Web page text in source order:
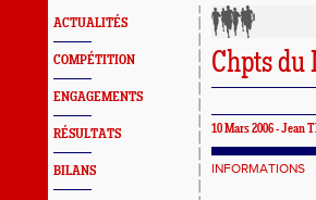
ACTUALITÉS
COMPÉTITION
ENGAGEMENTS
RÉSULTATS
BILANS
Chpts du
10 Mars 2006 - Jean
INFORMATIONS